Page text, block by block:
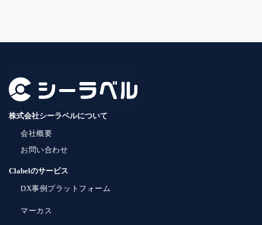
株式会社シーラベルについて
会社概要
お問い合わせ
Clabelのサービス
DX事例プラットフォーム
マーカス